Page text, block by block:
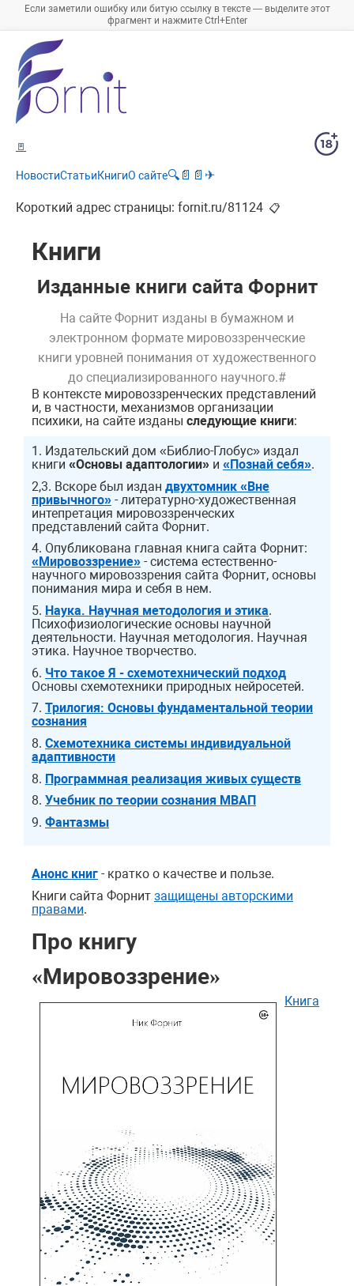
Если заметили ошибку или битую ссылку в тексте — выделите этот
фрагмент и нажмите Ctrl+Enter
🚪
НовостиСтатьиКнигиО сайте🔍 📄 📄 ✈
Короткий адрес страницы: fornit.ru/81124 📋
Книги
Изданные книги сайта Форнит
На сайте Форнит изданы в бумажном и
электронном формате мировоззренческие
книги уровней понимания от художественного
до специализированного научного.#
В контексте мировоззренческих представлений
и, в частности, механизмов организации
психики, на сайте изданы следующие книги:
1. Издательский дом «Библио-Глобус» издал
книги «Основы адаптологии» и «Познай себя».
2,3. Вскоре был издан двухтомник «Вне
привычного» - литературно-художественная
интепретация мировоззренческих
представлений сайта Форнит.
4. Опубликована главная книга сайта Форнит:
«Мировоззрение» - cистема естественно-
научного мировоззрения сайта Форнит, основы
понимания мира и себя в нем.
5. Наука. Научная методология и этика.
Психофизиологические основы научной
деятельности. Научная методология. Научная
этика. Научное творчество.
6. Что такое Я - схемотехнический подход
Основы схемотехники природных нейросетей.
7. Трилогия: Основы фундаментальной теории
сознания
8. Схемотехника системы индивидуальной
адаптивности
8. Программная реализация живых существ
8. Учебник по теории сознания МВАП
9. Фантазмы
Анонс книг - кратко о качестве и пользе.
Книги сайта Форнит защищены авторскими
правами.
Про книгу
«Мировоззрение»
Книга